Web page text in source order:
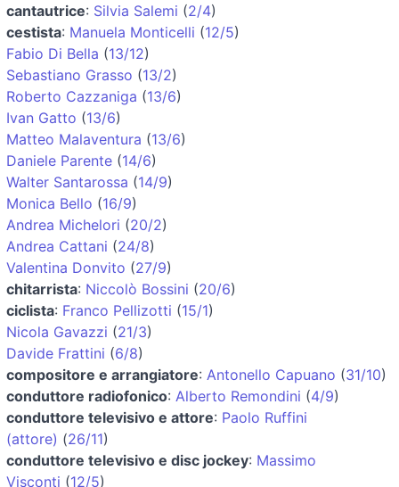
cantautrice: Silvia Salemi (2/4)
cestista: Manuela Monticelli (12/5)
Fabio Di Bella (13/12)
Sebastiano Grasso (13/2)
Roberto Cazzaniga (13/6)
Ivan Gatto (13/6)
Matteo Malaventura (13/6)
Daniele Parente (14/6)
Walter Santarossa (14/9)
Monica Bello (16/9)
Andrea Michelori (20/2)
Andrea Cattani (24/8)
Valentina Donvito (27/9)
chitarrista: Niccolò Bossini (20/6)
ciclista: Franco Pellizotti (15/1)
Nicola Gavazzi (21/3)
Davide Frattini (6/8)
compositore e arrangiatore: Antonello Capuano (31/10)
conduttore radiofonico: Alberto Remondini (4/9)
conduttore televisivo e attore: Paolo Ruffini
(attore) (26/11)
conduttore televisivo e disc jockey: Massimo
Visconti (12/5)